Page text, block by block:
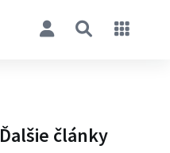
Ďalšie články